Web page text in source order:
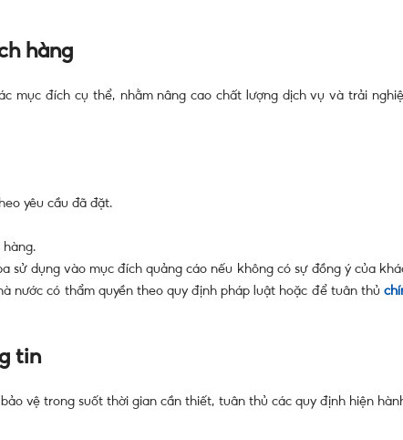
hàng
mục đích cụ thể, nhằm nâng cao chất lượng dịch vụ và trải
yêu cầu đã đặt.
sử dụng vào mục đích quảng cáo nếu không có sự đồng ý của
nước có thẩm quyền theo quy định pháp luật hoặc để tuân thủ
tin
vệ trong suốt thời gian cần thiết, tuân thủ các quy định hiện